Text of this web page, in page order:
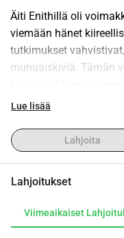
Äiti Enithillä oli
viemään hänet
tutkimukset
munuaiskiviä. Tämän
päähän, kun
Olemme kattaneet
dollaria leikkauksen
Olen luonut tämän
Kiitos sydämellisesti
Lue lisää
Lahjoita
Lahjoitukset
Viimeaikaiset